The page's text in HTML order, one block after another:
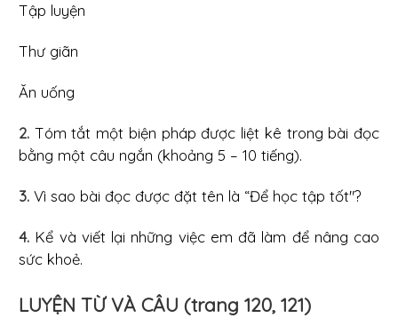
Tập luyện
Thư giãn
Ăn uống
2. Tóm tắt một biện pháp được liệt kê trong bài đọc
bằng một câu ngắn (khoảng 5 – 10 tiếng).
3. Vì sao bài đọc được đặt tên là “Để học tập tốt"?
4. Kể và viết lại những việc em đã làm để nâng cao
sức khoẻ.
LUYỆN TỪ VÀ CÂU (trang 120, 121)